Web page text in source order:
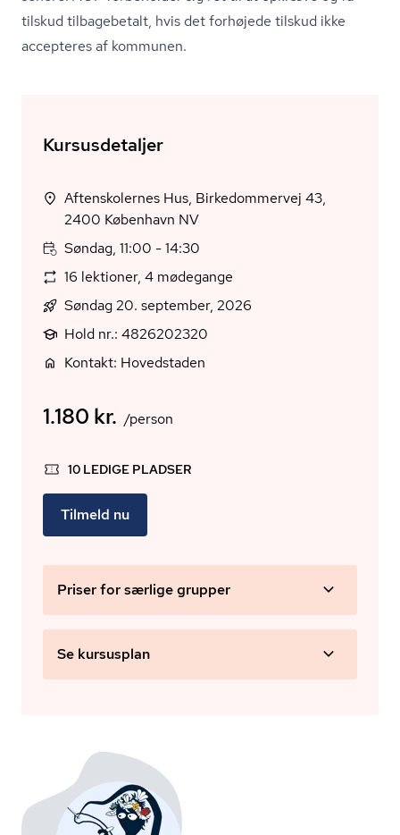
tilskud tilbagebetalt, hvis det forhøjede tilskud ikke
accepteres af kommunen.
Kursusdetaljer
Aftenskolernes Hus, Birkedommervej 43,
2400 København NV
Søndag, 11:00 - 14:30
16 lektioner, 4 mødegange
Søndag 20. september, 2026
Hold nr.: 4826202320
Kontakt: Hovedstaden
1.180 kr. /person
10 LEDIGE PLADSER
Tilmeld nu
Priser for særlige grupper
Se kursusplan